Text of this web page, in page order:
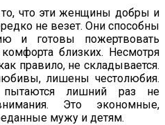
что эти женщины добры и
не везет. Они способны
и готовы пожертвовать
близких. Несмотря
пра­вило, не складывается.
лише­ны честолюбия.
лишний раз не
Это экономные,
мужу и детям.